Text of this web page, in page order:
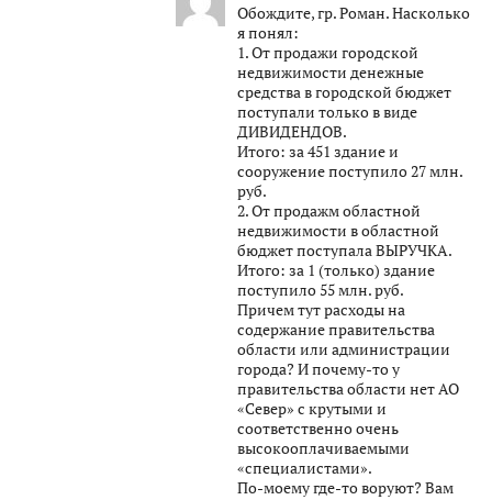
Обождите, гр. Роман. Насколько
я понял:
1. От продажи городской
недвижимости денежные
средства в городской бюджет
поступали только в виде
ДИВИДЕНДОВ.
Итого: за 451 здание и
сооружение поступило 27 млн.
руб.
2. От продажм областной
недвижимости в областной
бюджет поступала ВЫРУЧКА.
Итого: за 1 (только) здание
поступило 55 млн. руб.
Причем тут расходы на
содержание правительства
области или администрации
города? И почему-то у
правительства области нет АО
«Север» с крутыми и
соответственно очень
высокооплачиваемыми
«специалистами».
По-моему где-то воруют? Вам